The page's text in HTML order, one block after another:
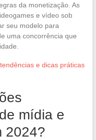
da monetização. As
e vídeo sob
seu modelo para
uma concorrência que
e dicas práticas
mídia e
2024?